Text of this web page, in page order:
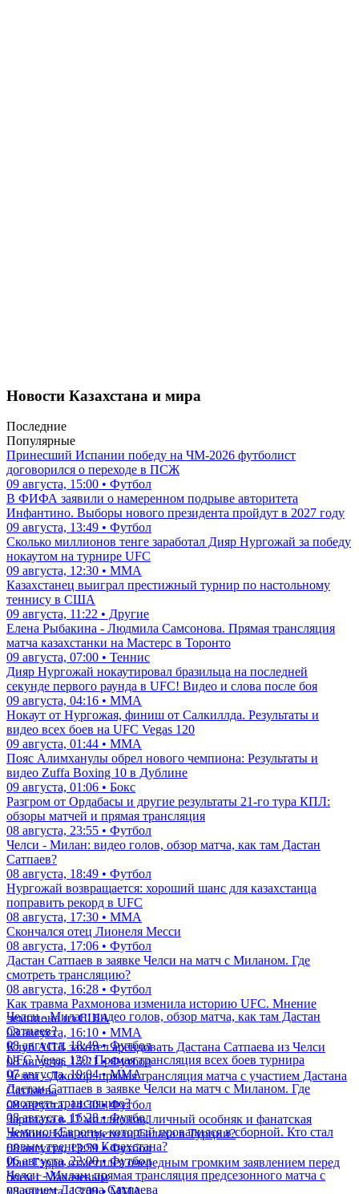
Новости Казахстана и мира
Последние
Популярные
Принесший Испании победу на ЧМ-2026 футболист
договорился о переходе в ПСЖ
09 августа, 15:00 • Футбол
В ФИФА заявили о намеренном подрыве авторитета
Инфантино. Выборы нового президента пройдут в 2027 году
09 августа, 13:49 • Футбол
Сколько миллионов тенге заработал Дияр Нургожай за победу
нокаутом на турнире UFC
09 августа, 12:30 • ММА
Казахстанец выиграл престижный турнир по настольному
теннису в США
09 августа, 11:22 • Другие
Елена Рыбакина - Людмила Самсонова. Прямая трансляция
матча казахстанки на Мастерс в Торонто
09 августа, 07:00 • Теннис
Дияр Нургожай нокаутировал бразильца на последней
секунде первого раунда в UFC! Видео и слова после боя
09 августа, 04:16 • ММА
Нокаут от Нургожая, финиш от Салкиллда. Результаты и
видео всех боев на UFC Vegas 120
09 августа, 01:44 • ММА
Пояс Алимханулы обрел нового чемпиона: Результаты и
видео Zuffa Boxing 10 в Дублине
09 августа, 01:06 • Бокс
Разгром от Ордабасы и другие результаты 21-го тура КПЛ:
обзоры матчей и прямая трансляция
08 августа, 23:55 • Футбол
Челси - Милан: видео голов, обзор матча, как там Дастан
Сатпаев?
08 августа, 18:49 • Футбол
Нургожай возвращается: хороший шанс для казахстанца
поправить рекорд в UFC
08 августа, 17:30 • ММА
Скончался отец Лионеля Месси
08 августа, 17:06 • Футбол
Дастан Сатпаев в заявке Челси на матч с Миланом. Где
смотреть трансляцию?
08 августа, 16:28 • Футбол
Как травма Рахмонова изменила историю UFC. Мнение
чемпиона из США
08 августа, 16:10 • ММА
Клуб АПЛ захотел арендовать Дастана Сатпаева из Челси
08 августа, 15:21 • Футбол
Челси - Джохор: прямая трансляция матча с участием Дастана
Сатпаева
08 августа, 14:30 • Футбол
Зарплата в 17 миллионов, личный особняк и фанатская
любовь. Как встретили Салаха в Турции?
08 августа, 13:59 • Футбол
Иан Гэрри отметился очередным громким заявлением перед
боем с Махачевым
Челси - Милан: видео голов, обзор матча, как там Дастан
Сатпаев?
08 августа, 18:49 • Футбол
UFC Vegas 120: Прямая трансляция всех боев турнира
07 августа, 19:04 • ММА
Дастан Сатпаев в заявке Челси на матч с Миланом. Где
смотреть трансляцию?
08 августа, 16:28 • Футбол
Чемпион Европы, который провалился в сборной. Кто стал
новым тренером Казахстана?
06 августа, 22:00 • Футбол
Челси - Милан: прямая трансляция предсезонного матча с
участием Дастана Сатпаева